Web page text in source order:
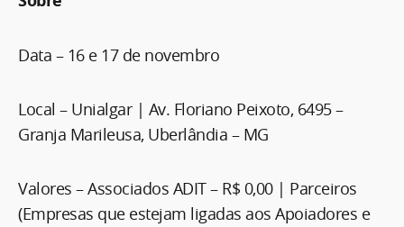
Data – 16 e 17 de novembro
Local – Unialgar | Av. Floriano Peixoto, 6495 –
Granja Marileusa, Uberlândia – MG
Valores – Associados ADIT – R$ 0,00 | Parceiros
(Empresas que estejam ligadas aos Apoiadores e